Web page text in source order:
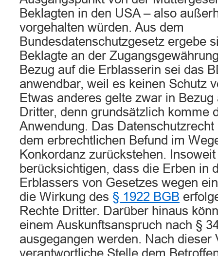
Beklagten in den USA – also
vorgehalten würden. Aus dem
Bundesdatenschutzgesetz ergebe
Beklagte an der
Bezug auf die Erblasserin sei das
anwendbar, weil es keinen Schutz
Etwas anderes gelte zwar in Bezug
Dritter, denn grundsätzlich komme
Anwendung. Das
dem erbrechtlichen Befund im
Konkordanz zurückstehen.
berücksichtigen, dass die Erben in
Erblassers von Gesetzes wegen
die Wirkung des § 1922 BGB
Rechte Dritter. Darüber hinaus
einem Auskunftsanspruch nach §
ausgegangen werden. Nach dieser
verantwortliche Stelle dem